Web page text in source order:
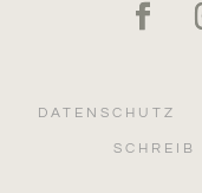
DATENSCHUTZ
SCHREIB